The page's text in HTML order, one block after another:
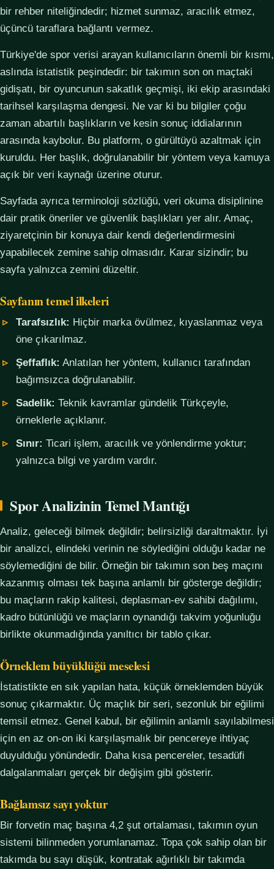
bir rehber niteliğindedir; hizmet sunmaz, aracılık etmez,
üçüncü taraflara bağlantı vermez.
Türkiye'de spor verisi arayan kullanıcıların önemli bir kısmı,
aslında istatistik peşindedir: bir takımın son on maçtaki
gidişatı, bir oyuncunun sakatlık geçmişi, iki ekip arasındaki
tarihsel karşılaşma dengesi. Ne var ki bu bilgiler çoğu
zaman abartılı başlıkların ve kesin sonuç iddialarının
arasında kaybolur. Bu platform, o gürültüyü azaltmak için
kuruldu. Her başlık, doğrulanabilir bir yöntem veya kamuya
açık bir veri kaynağı üzerine oturur.
Sayfada ayrıca terminoloji sözlüğü, veri okuma disiplinine
dair pratik öneriler ve güvenlik başlıkları yer alır. Amaç,
ziyaretçinin bir konuya dair kendi değerlendirmesini
yapabilecek zemine sahip olmasıdır. Karar sizindir; bu
sayfa yalnızca zemini düzeltir.
Sayfanın temel ilkeleri
Tarafsızlık: Hiçbir marka övülmez, kıyaslanmaz veya
öne çıkarılmaz.
Şeffaflık: Anlatılan her yöntem, kullanıcı tarafından
bağımsızca doğrulanabilir.
Sadelik: Teknik kavramlar gündelik Türkçeyle,
örneklerle açıklanır.
Sınır: Ticari işlem, aracılık ve yönlendirme yoktur;
yalnızca bilgi ve yardım vardır.
Spor Analizinin Temel Mantığı
Analiz, geleceği bilmek değildir; belirsizliği daraltmaktır. İyi
bir analizci, elindeki verinin ne söylediğini olduğu kadar ne
söylemediğini de bilir. Örneğin bir takımın son beş maçını
kazanmış olması tek başına anlamlı bir gösterge değildir;
bu maçların rakip kalitesi, deplasman-ev sahibi dağılımı,
kadro bütünlüğü ve maçların oynandığı takvim yoğunluğu
birlikte okunmadığında yanıltıcı bir tablo çıkar.
Örneklem büyüklüğü meselesi
İstatistikte en sık yapılan hata, küçük örneklemden büyük
sonuç çıkarmaktır. Üç maçlık bir seri, sezonluk bir eğilimi
temsil etmez. Genel kabul, bir eğilimin anlamlı sayılabilmesi
için en az on-on iki karşılaşmalık bir pencereye ihtiyaç
duyulduğu yönündedir. Daha kısa pencereler, tesadüfi
dalgalanmaları gerçek bir değişim gibi gösterir.
Bağlamsız sayı yoktur
Bir forvetin maç başına 4,2 şut ortalaması, takımın oyun
sistemi bilinmeden yorumlanamaz. Topa çok sahip olan bir
takımda bu sayı düşük, kontratak ağırlıklı bir takımda